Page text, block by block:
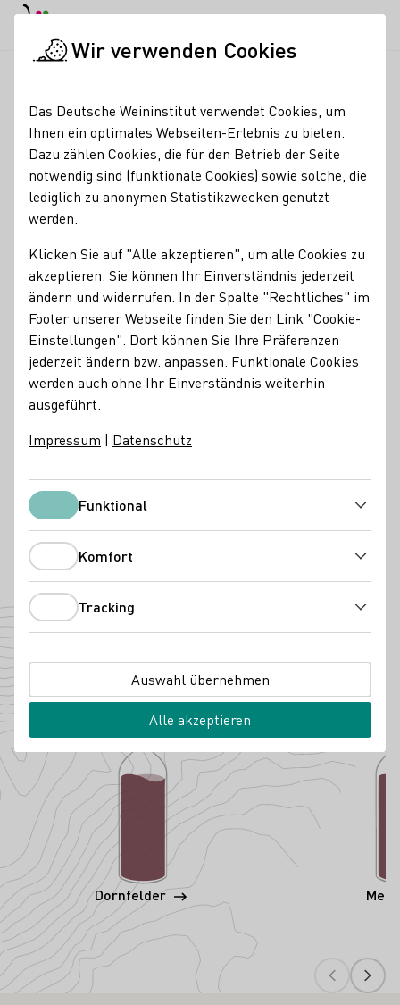
Weingut Fuchs
Seit 1626 im Familienbesitz Anbaufläche ca. 30 ha in
Rheinhessen + Pfalz Weitere Rebsorten: – Siegerrebe –
Sekt Wein Alkoholfreier Wein/Sekt/Secco
Traubensaft
Verjus
Weinessig Brände / Destillate Roséwein
Mitgliedschaften
Rheinhessenwein e.V.
67592 Flörsheim-Dalsheim
Deutschland
InstagramFacebookTelefonnummer
Zur Website
Angebaute Rebsorten
Dornfelder
Wir verwenden Cookies
Das Deutsche Weininstitut verwendet Cookies, um
Ihnen ein optimales Webseiten-Erlebnis zu bieten.
Dazu zählen Cookies, die für den Betrieb der Seite
notwendig sind (funktionale Cookies) sowie solche, die
lediglich zu anonymen Statistikzwecken genutzt
werden.
Klicken Sie auf "Alle akzeptieren", um alle Cookies zu
akzeptieren. Sie können Ihr Einverständnis jederzeit
ändern und widerrufen. In der Spalte "Rechtliches" im
Footer unserer Webseite finden Sie den Link "Cookie-
Einstellungen". Dort können Sie Ihre Präferenzen
jederzeit ändern bzw. anpassen. Funktionale Cookies
werden auch ohne Ihr Einverständnis weiterhin
ausgeführt.
Impressum | Datenschutz
FunktionalFunktional
Komfort
Tracking
Auswahl übernehmen
Alle akzeptieren